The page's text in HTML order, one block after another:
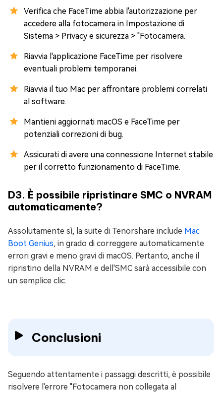
Verifica che FaceTime abbia l'autorizzazione per
accedere alla fotocamera in Impostazione di
Sistema > Privacy e sicurezza > "Fotocamera.
Riavvia l'applicazione FaceTime per risolvere
eventuali problemi temporanei.
Riavvia il tuo Mac per affrontare problemi correlati
al software.
Mantieni aggiornati macOS e FaceTime per
potenziali correzioni di bug.
Assicurati di avere una connessione Internet stabile
per il corretto funzionamento di FaceTime.
D3. È possibile ripristinare SMC o NVRAM
automaticamente?
Assolutamente sì, la suite di Tenorshare include Mac
Boot Genius, in grado di correggere automaticamente
errori gravi e meno gravi di macOS. Pertanto, anche il
ripristino della NVRAM e dell'SMC sarà accessibile con
un semplice clic.
Conclusioni
Seguendo attentamente i passaggi descritti, è possibile
risolvere l'errore "Fotocamera non collegata al